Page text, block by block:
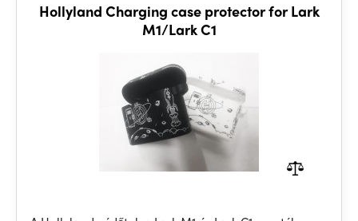
Hollyland Charging case protector for Lark
M1/Lark C1